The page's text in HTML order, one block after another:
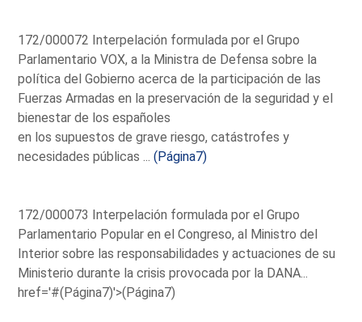
172/000072 Interpelación formulada por el Grupo
Parlamentario VOX, a la Ministra de Defensa sobre la
política del Gobierno acerca de la participación de las
Fuerzas Armadas en la preservación de la seguridad y el
bienestar de los españoles
en los supuestos de grave riesgo, catástrofes y
necesidades públicas ...(Página7)
172/000073 Interpelación formulada por el Grupo
Parlamentario Popular en el Congreso, al Ministro del
Interior sobre las responsabilidades y actuaciones de su
Ministerio durante la crisis provocada por la DANA...
href='#(Página7)'>(Página7)